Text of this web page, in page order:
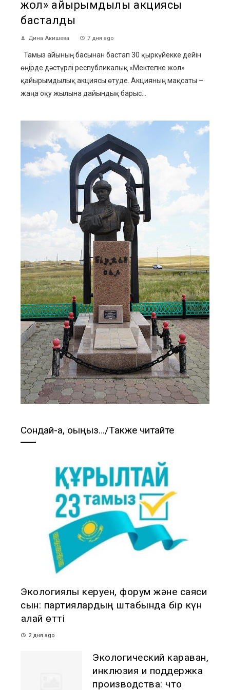
жол» қайырымдылық акциясы
басталды
Дина Акишева 7 дня ago
Тамыз айының басынан бастап 30 қыркүйекке дейін
өңірде дәстүрлі республикалық «Мектепке жол»
қайырымдылық акциясы өтуде. Акцияның мақсаты –
жаңа оқу жылына дайындық барыс...
Сондай-ақ, оқыңыз…/Также читайте
Экологиялық керуен, форум және саяси
сын: партиялардың штабында бір күн
қалай өтті
2 дня ago
Экологический караван,
инклюзия и поддержка
производства: что